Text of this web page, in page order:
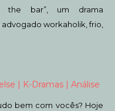
the bar”, um drama
workaholik, frio,
| K-Dramas | Análise
bem com vocês? Hoje